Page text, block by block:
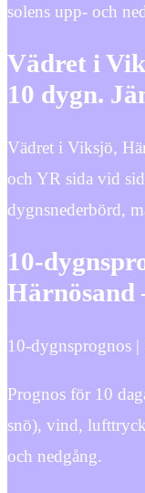
solens upp- och
Vädret i
10 dygn.
Vädret i Viksjö,
och YR sida vid
dygnsnederbörd,
10-
Härnösand
10-dygnsprognos
Prognos för 10
snö), vind,
och nedgång.